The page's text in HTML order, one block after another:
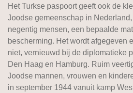
Het Turkse paspoort geeft ook de
Joodse gemeenschap in Nederland,
negentig mensen, een bepaalde
bescherming. Het wordt afgegeven
niet, vernieuwd bij de diplomatieke
Den Haag en Hamburg. Ruim
Joodse mannen, vrouwen en
in september 1944 vanuit kamp